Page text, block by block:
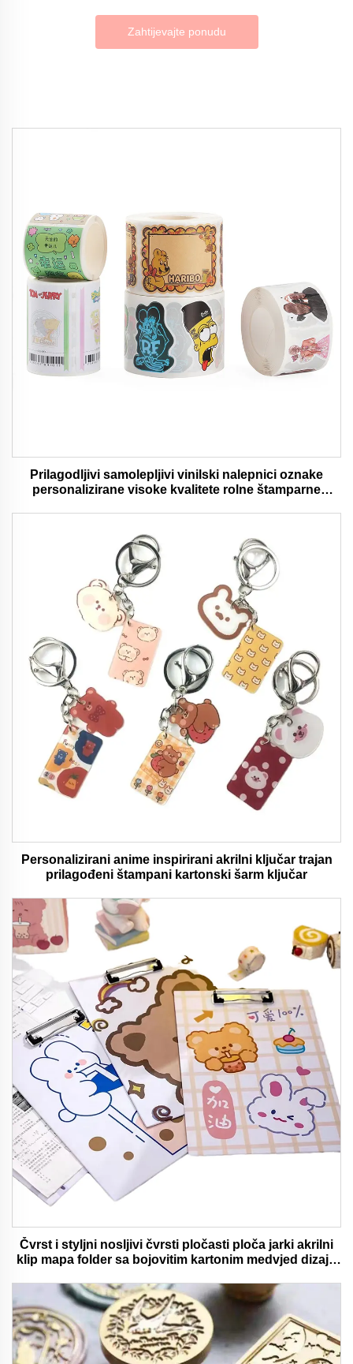
Zahtijevajte ponudu
Prilagodljivi samolepljivi vinilski nalepnici oznake
personalizirane visoke kvalitete rolne štamparne
Personalizirani anime inspirirani akrilni ključar trajan
prilagođeni štampani kartonski šarm ključar
Čvrst i styljni nosljivi čvrsti pločasti ploča jarki akrilni
klip mapa folder sa bojovitim kartonim medvjed dizajn